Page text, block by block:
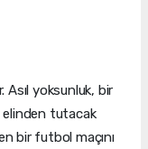
Asıl yoksunluk, bir
elinden tutacak
bir futbol maçını